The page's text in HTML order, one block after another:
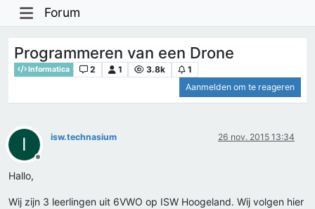
Forum
Programmeren van een Drone
Informatica 2 1 3.8k
1
Aanmelden om te reageren
I
Offline
isw.technasium 26 nov. 2015 13:34
Hallo,
Wij zijn 3 leerlingen uit 6VWO op ISW Hoogeland. Wij volgen hier